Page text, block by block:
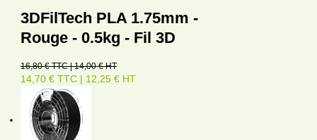
3DFilTech PLA 1.75mm -
Rouge - 0.5kg - Fil 3D
16,80 € TTC | 14,00 € HT
14,70 € TTC | 12,25 € HT